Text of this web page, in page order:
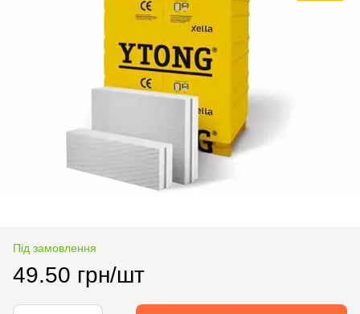
Під замовлення
49.50 грн/шт